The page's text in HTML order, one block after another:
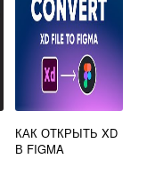
КАК ОТКРЫТЬ XD
В FIGMA